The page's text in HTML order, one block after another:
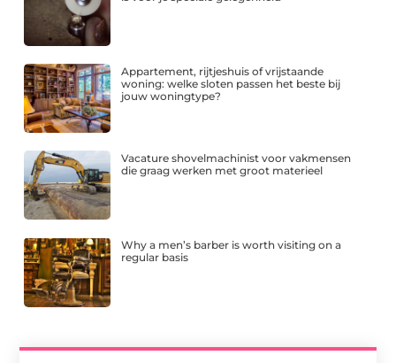
Appartement, rijtjeshuis of vrijstaande
woning: welke sloten passen het beste bij
jouw woningtype?
Vacature shovelmachinist voor vakmensen
die graag werken met groot materieel
Why a men’s barber is worth visiting on a
regular basis